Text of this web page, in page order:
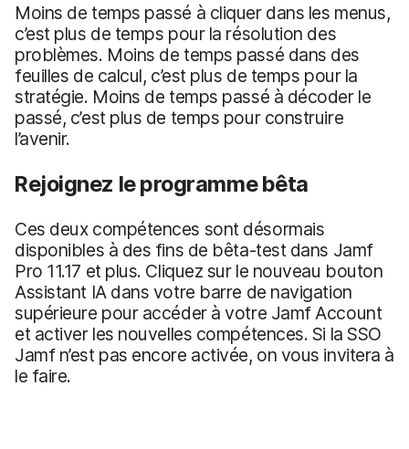
Moins de temps passé à cliquer dans les menus,
c’est plus de temps pour la résolution des
problèmes. Moins de temps passé dans des
feuilles de calcul, c’est plus de temps pour la
stratégie. Moins de temps passé à décoder le
passé, c’est plus de temps pour construire
l’avenir.
Rejoignez le programme bêta
Ces deux compétences sont désormais
disponibles à des fins de bêta-test dans Jamf
Pro 11.17 et plus. Cliquez sur le nouveau bouton
Assistant IA dans votre barre de navigation
supérieure pour accéder à votre Jamf Account
et activer les nouvelles compétences. Si la SSO
Jamf n’est pas encore activée, on vous invitera à
le faire.